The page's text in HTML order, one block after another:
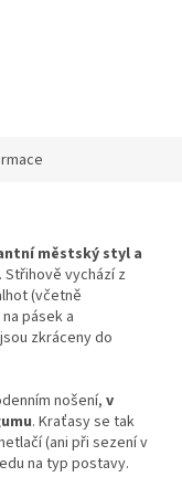
městský styl a
. Střihově vychází z
(včetně
pásek a
zkráceny do
nošení, v
. Kraťasy se tak
(ani při sezení v
na typ postavy.